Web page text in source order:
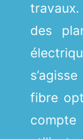
des
fibre